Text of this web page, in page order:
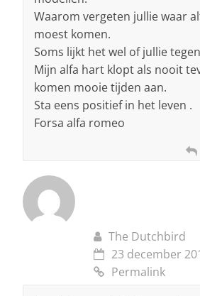
Waarom vergeten jullie waar
moest komen.
Soms lijkt het wel of jullie
Mijn alfa hart klopt als nooit
komen mooie tijden aan.
Sta eens positief in het leven .
Forsa alfa romeo
The Dutchbird
23 december
Permalink